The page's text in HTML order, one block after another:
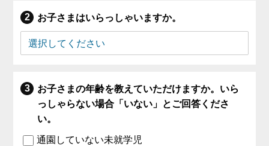
お子さまはいらっしゃいますか。
お子さまの年齢を教えていただけますか。いら
っしゃらない場合「いない」とご回答くださ
い。
通園していない未就学児